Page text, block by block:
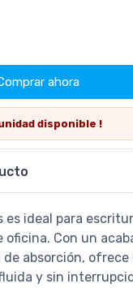
ahora
disponible !
es ideal para
Con un
absorción, ofrece
y sin